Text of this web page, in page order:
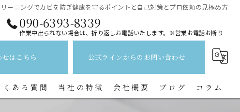
ーニングでカビを防ぎ健康を守るポイントと自己対策とプロ依頼の見極め方
090-6393-8339
作業中出られない場合は、折り返しお電話いたします。※営業お電話お断り
はこちら 公式ラインからのお問い合わせ
くある質問 当社の特徴 会社概要 ブログ コラム